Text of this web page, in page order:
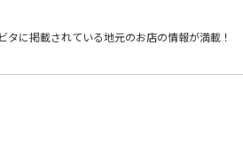
タに掲載されている地元のお店の情報が満載！